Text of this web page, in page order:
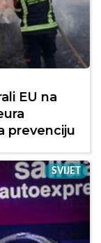
EU na
prevenciju
SVIJET